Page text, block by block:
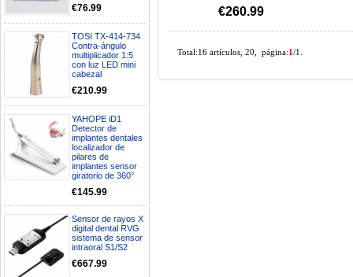
€76.99
TOSI TX-414-734
Contra-ángulo
multiplicador 1:5
con luz LED mini
cabezal
€210.99
YAHOPE iD1
Detector de
implantes dentales
localizador de
pilares de
implantes sensor
giratorio de 360°
€145.99
Sensor de rayos X
digital dental RVG
sistema de sensor
intraoral S1/S2
€667.99
€260.99
Total:16 artículos, 20, página:1/1.